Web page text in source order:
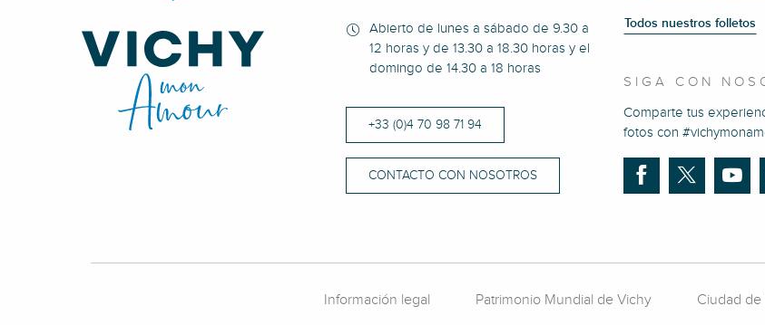
Abierto de lunes a sábado de 9.30 a
12 horas y de 13.30 a 18.30 horas y el
domingo de 14.30 a 18 horas
+33 (0)4 70 98 71 94
CONTACTO CON NOSOTROS
Todos nuestros folletos
SIGA CON
Comparte tus
fotos con
Información legal Patrimonio Mundial de Vichy Ciudad de